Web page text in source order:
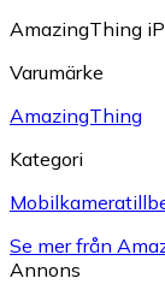
AmazingThing
Varumärke
AmazingThing
Kategori
Se mer från
Annons